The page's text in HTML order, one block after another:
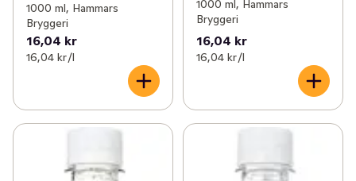
1000 ml, Hammars
Bryggeri
16,04 kr
16,04 kr /l
1000 ml, Hammars
Bryggeri
16,04 kr
16,04 kr /l